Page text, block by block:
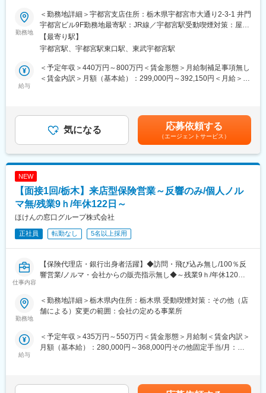
■働く環境：
充実した研修制度とメンター制度を整備し、異業界出身者も安心
してスタート可能。報告書入力システム改善など、働きやすさ向
上にも取り組んでいます。
国内シェア60％超を誇る業界リーディングカンパニー。金融機関
や企業間取引で利用される信用調査データを提供し、経済活動を
■業務内容：
経営者と直接対話し、企業の本質に迫る「信用調査＋コンサルテ
ィング営業」をお任せします。
金融・経営知識を実務で深め、希少性の高いスキルを獲得し、市
場価値を高められる環境です。
1. 企業信用調査
・対象企業へ訪問し、事業内容や会社の特色、今後の展望、財務
・企業信用調査で得た情報から企業が抱えている課題を見つけ出
し、課題解決をご提案。
例１：与信管理に課題のある企業には信用調査報告書や倒産予測
継支援サービスや教育ツール、研修などを提案
訪問から報告書作成、提案まで一貫して担当。論理的思考力と課
題解決力を発揮し、企業の成長を支援します。
・企業信用調査のデータは、金融機関の融資可否判断や企業間の
融・経営知識を実務で深められます。
・社長や会社役員から企業の課題、悩みを直接相談され、解決を
■働く環境：
充実した研修制度とメンター制度を整備し、異業界出身者も安心
■企業魅力：
国内シェア60％超を誇る業界リーディングカンパニー。金融機関
勤務地
＜勤務地詳細＞宇都宮支店住所：栃木県宇都宮市大通り2-3-1 井門
宇都宮ビル9F勤務地最寄駅：JR線／宇都宮駅受動喫煙対策：屋内
全面禁煙変更の範囲：勤務地は業務上の都合により変更の可能性
があります
【最寄り駅】
宇都宮駅、宇都宮駅東口駅、東武宇都宮駅
給与
＜予定年収＞440万円～800万円＜賃金形態＞月給制補足事項無し
＜賃金内訳＞月額（基本給）：299,000円～392,150円＜月給＞
後）：800 万円（月給 35 万円＋賞与 90 万円＋営業給 100 万円）
※モデル年収は全国総合職の場合を記載賃金はあくまでも目安の金
額であり、選考を通じて上下する可能性があります。月給(月額)は
固定手当を含めた表記です。
気になる 応募依頼する
（エージェントサービス）
NEW
【面接1回/栃木】来店型保険営業～反響のみ/個人ノル
マ無/残業9ｈ/年休122日～
ほけんの窓口グループ株式会社
正社員 転勤なし 5名以上採用
仕事内容
【保険代理店・銀行出身者活躍】◆訪問・飛び込み無し/100％反
響営業/ノルマ・会社からの販売指示無し◆～残業9ｈ/年休120日
■魅力情報
ローチ活動は不要。「このロゴ、CMで見たことがある」と立ち寄
っていただく方のほか、予約来店も多く、余裕をもって準備でき
勤務地
＜勤務地詳細＞栃木県内住所：栃木県 受動喫煙対策：その他（店
舗による）変更の範囲：会社の定める事業所
給与
＜予定年収＞435万円～550万円＜賃金形態＞月給制＜賃金内訳＞
月額（基本給）：280,000円～368,000円その他固定手当/月：
す※年収はあくまで一例であり、経験・能力を考慮のうえ決定しま